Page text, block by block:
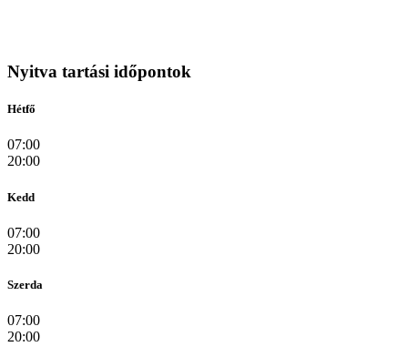
Nyitva tartási időpontok
Hétfő
07:00
20:00
Kedd
07:00
20:00
Szerda
07:00
20:00